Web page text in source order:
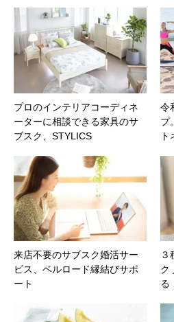
プロのインテリアコーディネ
ーターに相談できる家具のサ
ブスク、STYLICS
令
プ
来店不要のサブスク婚活サー
ビス、ベルロード縁結びサポ
ート
３
ク
る